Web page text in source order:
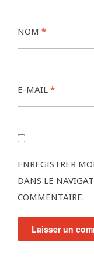
NOM *
E-MAIL *
ENREGISTRER
DANS LE
COMMENTAIRE.